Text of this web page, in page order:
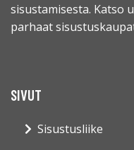
sisustamisesta. Katso
parhaat
SIVUT
Sisustusliike